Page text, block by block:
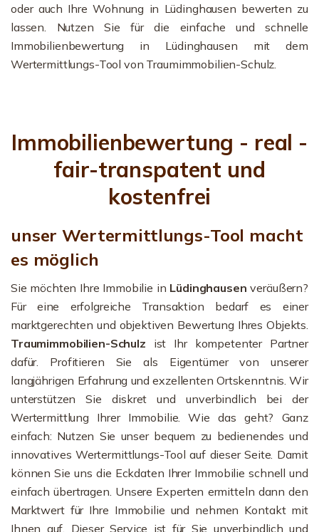
oder auch Ihre Wohnung in Lüdinghausen bewerten zu
lassen. Nutzen Sie für die einfache und schnelle
Immobilienbewertung in Lüdinghausen mit dem
Wertermittlungs-Tool von Traumimmobilien-Schulz.
Immobilienbewertung - real -
fair-transpatent und
kostenfrei
unser Wertermittlungs-Tool macht
es möglich
Sie möchten Ihre Immobilie in Lüdinghausen veräußern?
Für eine erfolgreiche Transaktion bedarf es einer
marktgerechten und objektiven Bewertung Ihres Objekts.
Traumimmobilien-Schulz ist Ihr kompetenter Partner
dafür. Profitieren Sie als Eigentümer von unserer
langjährigen Erfahrung und exzellenten Ortskenntnis. Wir
unterstützen Sie diskret und unverbindlich bei der
Wertermittlung Ihrer Immobilie. Wie das geht? Ganz
einfach: Nutzen Sie unser bequem zu bedienendes und
innovatives Wertermittlungs-Tool auf dieser Seite. Damit
können Sie uns die Eckdaten Ihrer Immobilie schnell und
einfach übertragen. Unsere Experten ermitteln dann den
Marktwert für Ihre Immobilie und nehmen Kontakt mit
Ihnen auf. Dieser Service ist für Sie unverbindlich und